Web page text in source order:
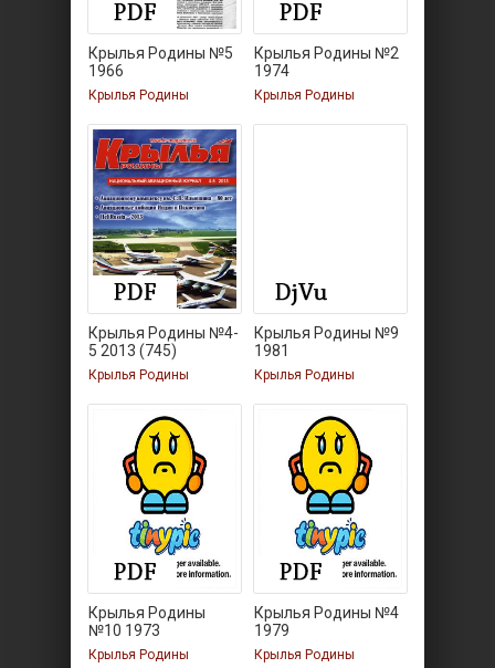
Крылья Родины №5
1966
Крылья Родины
Крылья Родины №2
1974
Крылья Родины
Крылья Родины №4-
5 2013 (745)
Крылья Родины
Крылья Родины №9
1981
Крылья Родины
Крылья Родины
№10 1973
Крылья Родины
Крылья Родины №4
1979
Крылья Родины